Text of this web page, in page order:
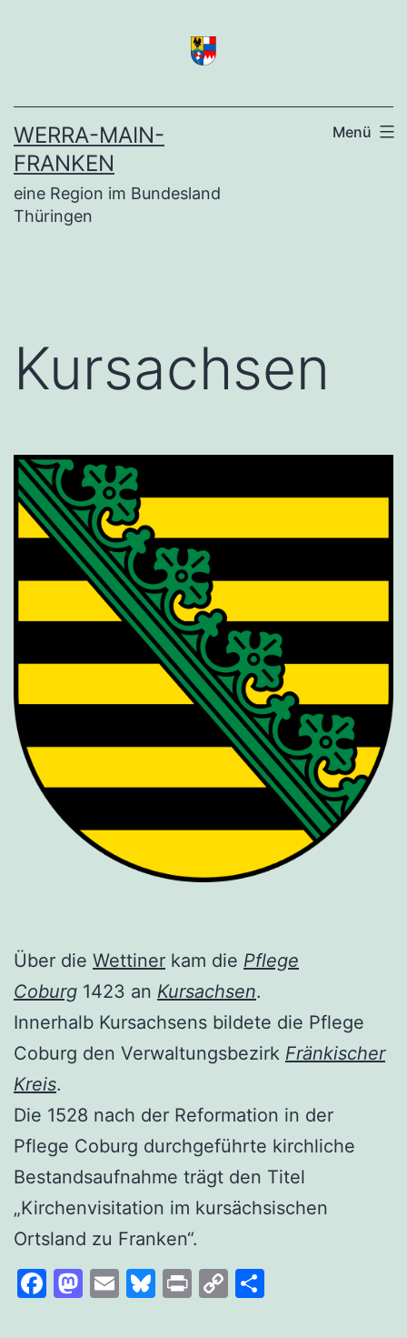
WERRA-MAIN-
FRANKEN
eine Region im Bundesland
Thüringen
Menü
Kursachsen
Über die Wettiner kam die Pflege
Coburg 1423 an Kursachsen.
Innerhalb Kursachsens bildete die Pflege
Coburg den Verwaltungsbezirk Fränkischer
Kreis.
Die 1528 nach der Reformation in der
Pflege Coburg durchgeführte kirchliche
Bestandsaufnahme trägt den Titel
„Kirchenvisitation im kursächsischen
Ortsland zu Franken“.
Facebook
Mastodon
EmailBluesky
PrintCopy